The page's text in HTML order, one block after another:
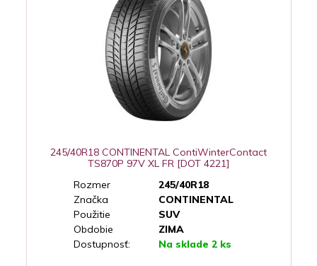
245/40R18 CONTINENTAL ContiWinterContact
TS870P 97V XL FR [DOT 4221]
Rozmer
245/40R18
Značka
CONTINENTAL
Použitie
SUV
Obdobie
ZIMA
Dostupnosť:
Na sklade 2 ks